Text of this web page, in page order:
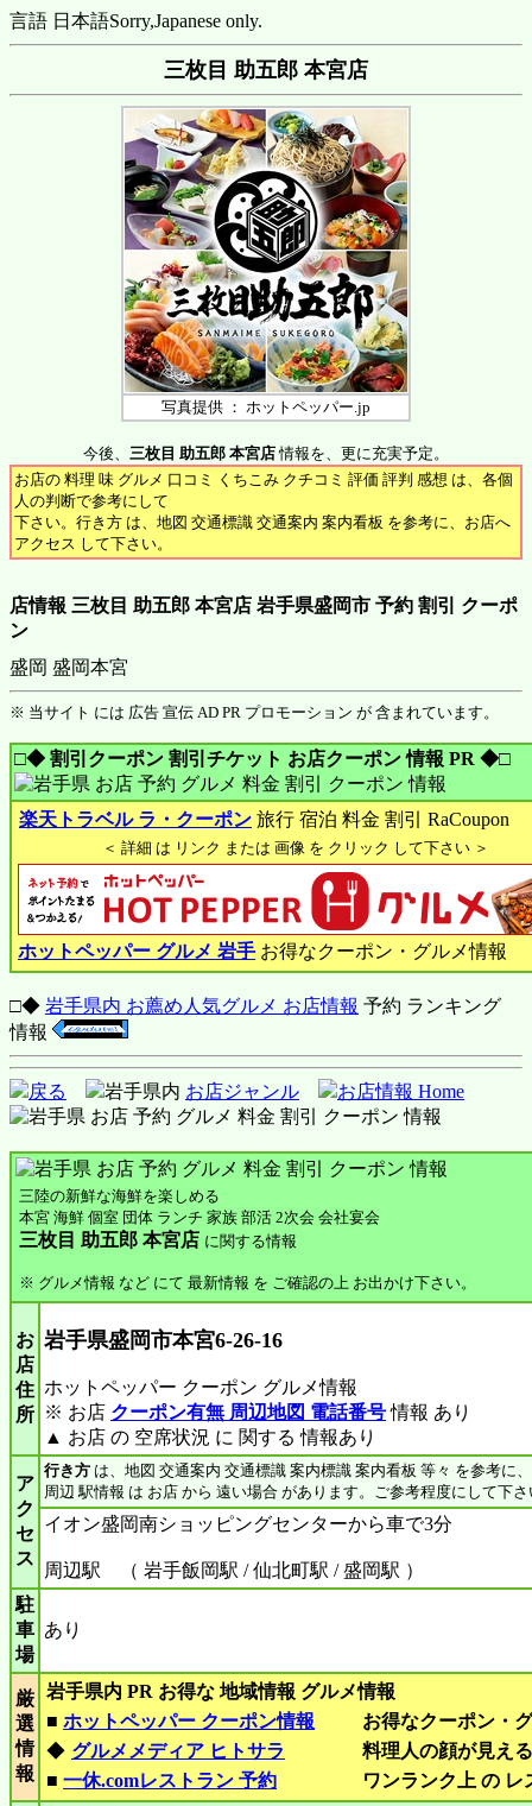
言語 日本語Sorry,Japanese only.
三枚目 助五郎 本宮店
写真提供 ： ホットペッパー.jp
今後、 三枚目 助五郎 本宮店情報を、更に充実予定。
お店の 料理 味 グルメ 口コミ くちこみ クチコミ 評価 評判 感想 は、各個
人の判断で参考にして
下さい。行き方 は、地図 交通標識 交通案内 案内看板 を参考に、お店へ
アクセス して下さい。
店情報 三枚目 助五郎 本宮店 岩手県盛岡市 予約 割引 クーポ
ン
盛岡 盛岡本宮
※ 当サイト には 広告 宣伝 AD PR プロモーション が 含まれています。
□◆ 割引クーポン 割引チケット お店クーポン 情報 PR ◆□
楽天トラベル ラ・クーポン 旅行 宿泊 料金 割引 RaCoupon
＜ 詳細 は リンク または 画像 を クリック して下さい ＞
ホットペッパー グルメ 岩手 お得なクーポン・グルメ情報
□◆ 岩手県内 お薦め人気グルメ お店情報 予約 ランキング
情報
戻る 岩手県内 お店ジャンル お店情報 Home
三陸の新鮮な海鮮を楽しめる
本宮 海鮮 個室 団体 ランチ 家族 部活 2次会 会社宴会
三枚目 助五郎 本宮店 に関する情報
※ グルメ情報 など にて 最新情報 を ご確認の上 お出かけ下さい。
お
店
住
所
岩手県盛岡市本宮6-26-16
ホットペッパー クーポン グルメ情報
※ お店 クーポン有無 周辺地図 電話番号情報 あり
▲ お店 の 空席状況 に 関する 情報あり
ア
ク
セ
ス
行き方 は、地図 交通案内 交通標識 案内標識 案内看板 等々 を参考に
周辺 駅情報 は お店 から 遠い場合 があります。ご参考程度にして下
イオン盛岡南ショッピングセンターから車で3分
周辺駅 （ 岩手飯岡駅 / 仙北町駅 / 盛岡駅 ）
駐
車
場
あり
厳
選
情
報
岩手県内 PR お得な 地域情報 グルメ情報
■ ホットペッパー クーポン情報
お得なクーポン・
◆ グルメメディア ヒトサラ
料理人の顔が見え
■ 一休.comレストラン 予約 ワンランク上 の レ